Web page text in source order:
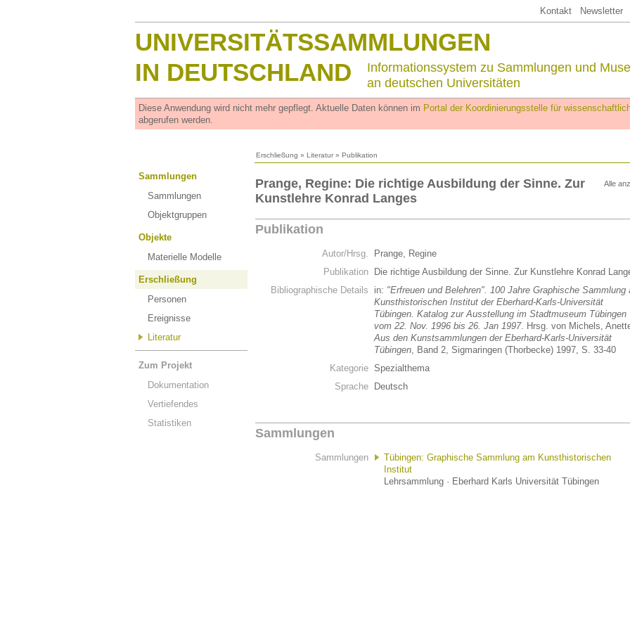
Kontakt Newsletter
UNIVERSITÄTSSAMMLUNGEN
IN DEUTSCHLAND
Informationssystem zu Sammlungen und
an deutschen Universitäten
Diese Anwendung wird nicht mehr gepflegt. Aktuelle Daten können im Portal der Koordinierungsstelle für
abgerufen werden.
Erschließung » Literatur » Publikation
Sammlungen
Sammlungen
Objektgruppen
Objekte
Materielle Modelle
Erschließung
Personen
Ereignisse
Literatur
Zum Projekt
Dokumentation
Vertiefendes
Statistiken
Alle
Prange, Regine: Die richtige Ausbildung der Sinne. Zur
Kunstlehre Konrad Langes
Publikation
Autor/Hrsg.
Prange, Regine
Publikation
Die richtige Ausbildung der Sinne. Zur Kunstlehre Konrad
Bibliographische Details
in: "Erfreuen und Belehren". 100 Jahre Graphische Sammlung
Kunsthistorischen Institut der Eberhard-Karls-Universität
Tübingen. Katalog zur Ausstellung im Stadtmuseum Tübingen
vom 22. Nov. 1996 bis 26. Jan 1997. Hrsg. von Michels,
Aus den Kunstsammlungen der Eberhard-Karls-Universität
Tübingen, Band 2, Sigmaringen (Thorbecke) 1997, S. 33-40
Kategorie Spezialthema
Sprache
Deutsch
Sammlungen
Sammlungen
Tübingen: Graphische Sammlung am Kunsthistorischen
Institut
Lehrsammlung · Eberhard Karls Universität Tübingen